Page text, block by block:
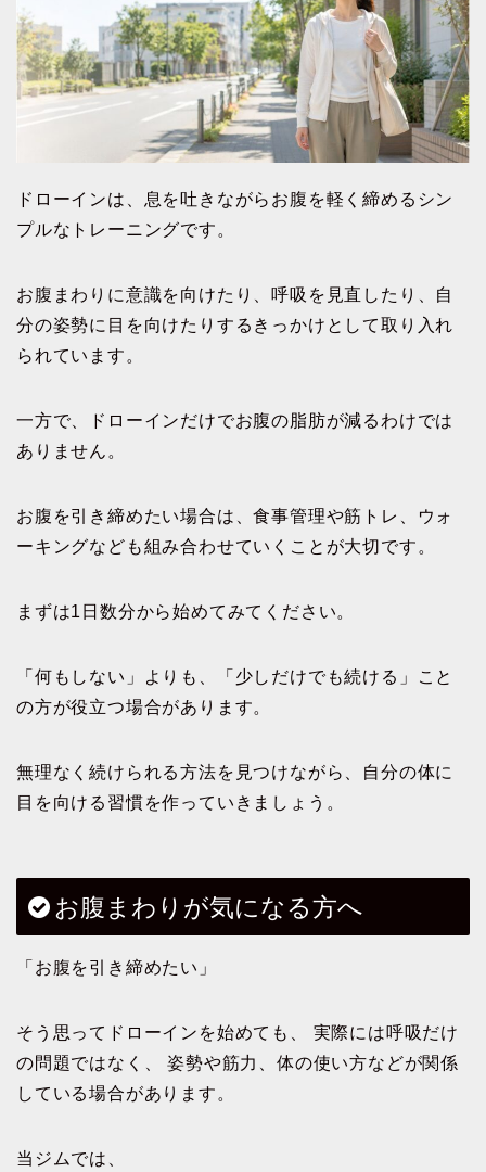
ドローインは、息を吐きながらお腹を軽く締めるシン
プルなトレーニングです。
お腹まわりに意識を向けたり、呼吸を見直したり、自
分の姿勢に目を向けたりするきっかけとして取り入れ
られています。
一方で、ドローインだけでお腹の脂肪が減るわけでは
ありません。
お腹を引き締めたい場合は、食事管理や筋トレ、ウォ
ーキングなども組み合わせていくことが大切です。
まずは1日数分から始めてみてください。
「何もしない」よりも、「少しだけでも続ける」こと
の方が役立つ場合があります。
無理なく続けられる方法を見つけながら、自分の体に
目を向ける習慣を作っていきましょう。
お腹まわりが気になる方へ
「お腹を引き締めたい」
そう思ってドローインを始めても、 実際には呼吸だけ
の問題ではなく、 姿勢や筋力、体の使い方などが関係
している場合があります。
当ジムでは、